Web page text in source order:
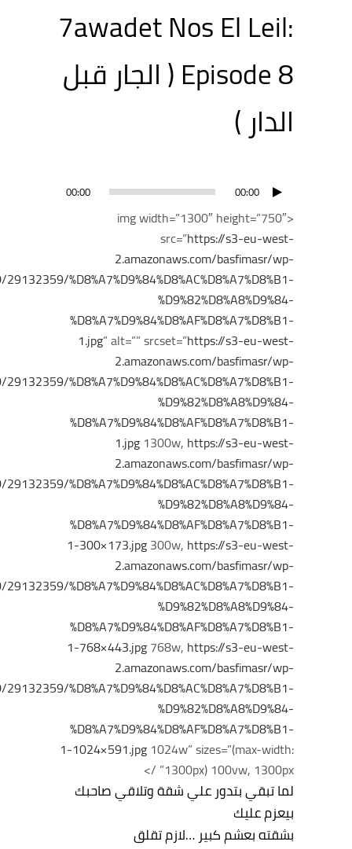
7awadet Nos El Leil:
Episode 8 ( الجار قبل
الدار )
مشغل
الصوت
00:00
00:00
<img width=”1300″ height=”750″
src=”https://s3-eu-west-
2.amazonaws.com/basfimasr/wp-
%D8%A7%D9%84%D8%AC%D8%A7%D8%B1-
%D9%82%D8%A8%D9%84-
%D8%A7%D9%84%D8%AF%D8%A7%D8%B1-
1.jpg” alt=”” srcset=”https://s3-eu-west-
2.amazonaws.com/basfimasr/wp-
%D8%A7%D9%84%D8%AC%D8%A7%D8%B1-
%D9%82%D8%A8%D9%84-
%D8%A7%D9%84%D8%AF%D8%A7%D8%B1-
1.jpg 1300w, https://s3-eu-west-
2.amazonaws.com/basfimasr/wp-
%D8%A7%D9%84%D8%AC%D8%A7%D8%B1-
%D9%82%D8%A8%D9%84-
%D8%A7%D9%84%D8%AF%D8%A7%D8%B1-
1-300×173.jpg300w, https://s3-eu-west-
2.amazonaws.com/basfimasr/wp-
%D8%A7%D9%84%D8%AC%D8%A7%D8%B1-
%D9%82%D8%A8%D9%84-
%D8%A7%D9%84%D8%AF%D8%A7%D8%B1-
1-768×443.jpg768w, https://s3-eu-west-
2.amazonaws.com/basfimasr/wp-
%D8%A7%D9%84%D8%AC%D8%A7%D8%B1-
%D9%82%D8%A8%D9%84-
%D8%A7%D9%84%D8%AF%D8%A7%D8%B1-
1-1024×591.jpg 1024w” sizes=”(max-width:
1300px) 100vw, 1300px” />
لما تبقي بتدور علي شقة وتلاقي صاحبك
بيعزم عليك
بشقته بعشم كبير …لازم تقلق